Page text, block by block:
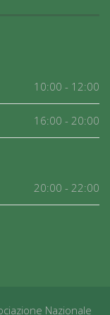
10:00 - 12:00
16:00 - 20:00
20:00 - 22:00
Nazionale